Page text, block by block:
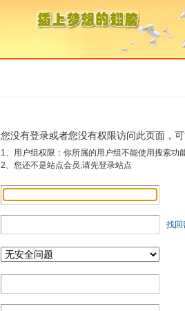
您没有登录或者您没有权限访问此页面，
1、用户组权限：你所属的用户组不能使用搜索功
2、您还不是站点会员,请先登录站点
找回